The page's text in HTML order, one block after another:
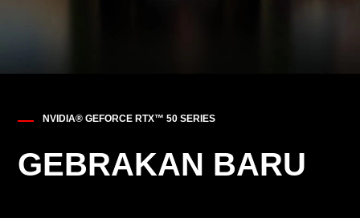
NVIDIA® GEFORCE RTX™ 50 SERIES
GEBRAKAN BARU